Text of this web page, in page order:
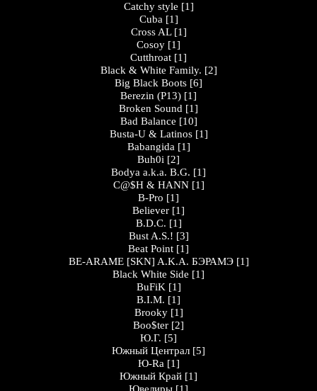
Catchy style [1]
Cuba [1]
Cross AL [1]
Cosoy [1]
Cutthroat [1]
Black & White Family. [2]
Big Black Boots [6]
Berezin (P13) [1]
Broken Sound [1]
Bad Balance [10]
Busta-U & Latinos [1]
Babangida [1]
Buh0i [2]
Bodya a.k.a. B.G. [1]
C@$H & HANN [1]
B-Pro [1]
Believer [1]
B.D.C. [1]
Bust A.S.! [3]
Beat Point [1]
BE-ARAME [SKN] A.K.A. БЭРАМЭ [1]
Black White Side [1]
BuFiK [1]
B.I.M. [1]
Brooky [1]
Boo$ter [2]
Ю.Г. [5]
Южный Централ [5]
Ю-Ra [1]
Южный Край [1]